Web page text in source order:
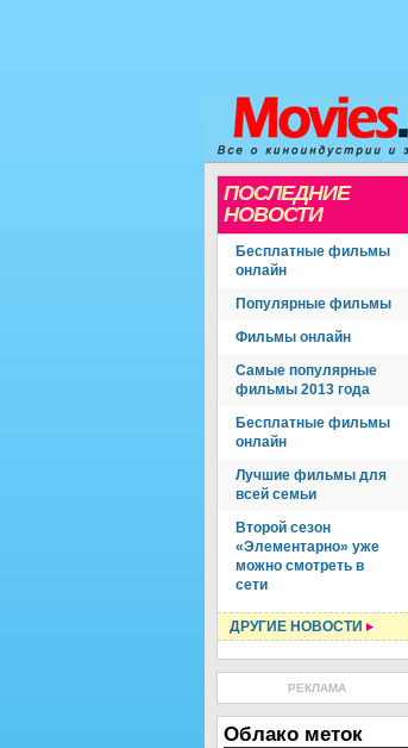
ПОСЛЕДНИЕ
НОВОСТИ
Бесплатные фильмы
онлайн
Популярные фильмы
Фильмы онлайн
Самые популярные
фильмы 2013 года
Бесплатные фильмы
онлайн
Лучшие фильмы для
всей семьи
Второй сезон
«Элементарно» уже
можно смотреть в
сети
ДРУГИЕ НОВОСТИ
РЕКЛАМА
Облако меток